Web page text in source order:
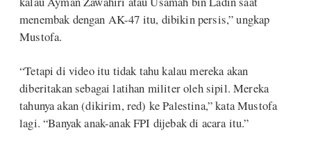
menembak dengan AK-47 itu, dibikin persis,” ungkap
Mustofa.
“Tetapi di video itu tidak tahu kalau mereka akan
diberitakan sebagai latihan militer oleh sipil. Mereka
tahunya akan (dikirim, red) ke Palestina,” kata Mustofa
lagi. “Banyak anak-anak FPI dijebak di acara itu.”